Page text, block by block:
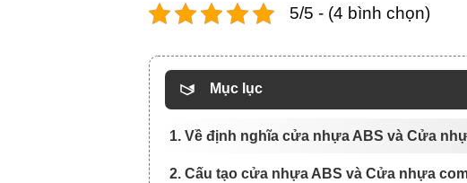
5/5 - (4 bình chọn)
Mục lục
1. Về định nghĩa cửa nhựa ABS và Cửa
2. Cấu tạo cửa nhựa ABS và Cửa nhựa